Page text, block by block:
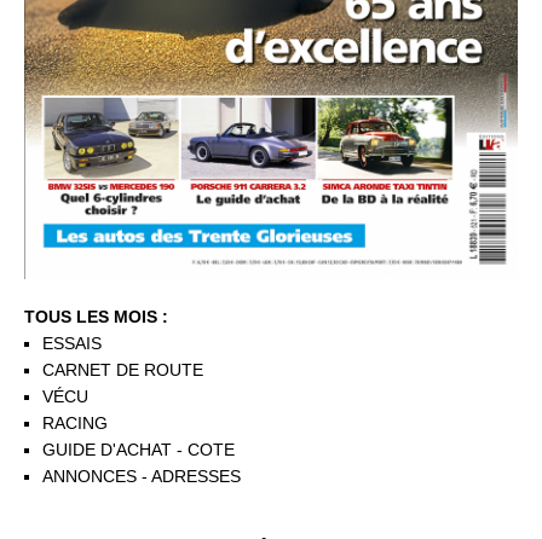
TOUS LES MOIS :
ESSAIS
CARNET DE ROUTE
VÉCU
RACING
GUIDE D'ACHAT - COTE
ANNONCES - ADRESSES